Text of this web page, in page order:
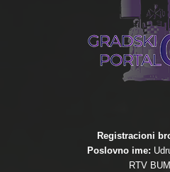
Registracioni
Poslovno ime:
RTV